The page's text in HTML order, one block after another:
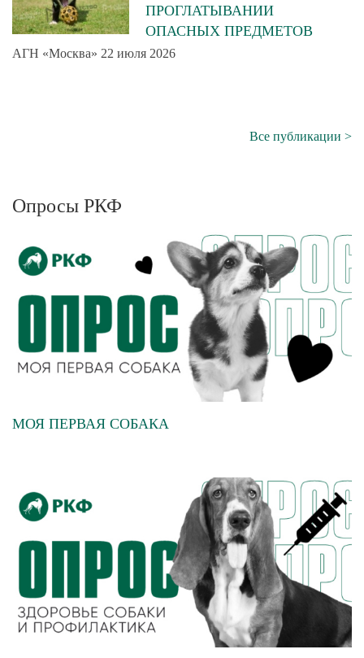
ПРОГЛАТЫВАНИИ
ОПАСНЫХ ПРЕДМЕТОВ
АГН «Москва» 22 июля 2026
Все публикации >
Опросы РКФ
МОЯ ПЕРВАЯ СОБАКА